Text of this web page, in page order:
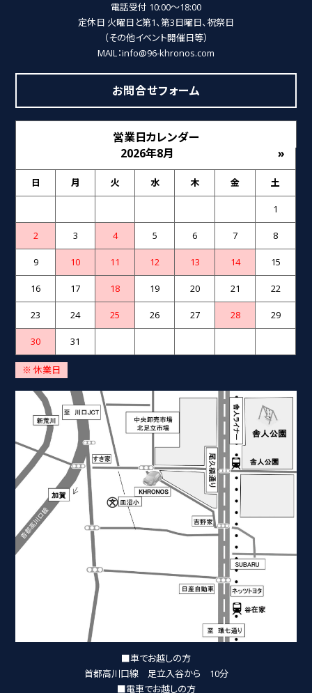
電話受付 10:00～18:00
定休日 火曜日と第1、第3日曜日、祝祭日
（その他イベント開催日等）
MAIL：info@96-khronos.com
お問合せフォーム
営業日カレンダー
2026年8月
»
日 月 火 水 木 金 土
1
2 3 4 5 6 7 8
9 10 11 12 13 14 15
16 17 18 19 20 21 22
23 24 25 26 27 28 29
30 31
※ 休業日
■車でお越しの方
首都高川口線 足立入谷から 10分
■電車でお越しの方